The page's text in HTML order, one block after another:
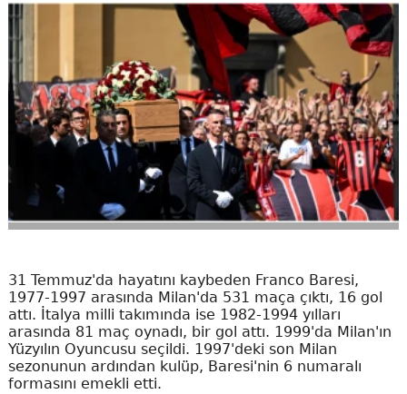
31 Temmuz'da hayatını kaybeden Franco Baresi,
1977-1997 arasında Milan'da 531 maça çıktı, 16 gol
attı. İtalya milli takımında ise 1982-1994 yılları
arasında 81 maç oynadı, bir gol attı. 1999'da Milan'ın
Yüzyılın Oyuncusu seçildi. 1997'deki son Milan
sezonunun ardından kulüp, Baresi'nin 6 numaralı
formasını emekli etti.